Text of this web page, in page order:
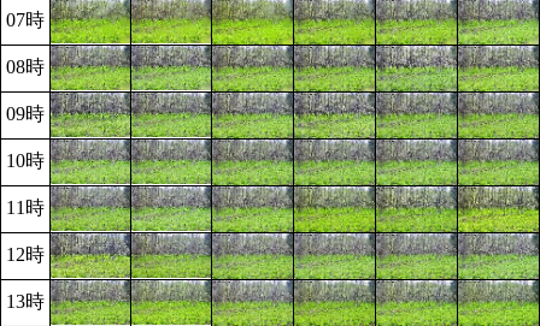
07時
08時
09時
10時
11時
12時
13時